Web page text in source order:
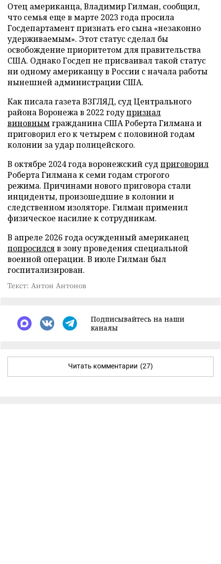
Отец американца, Владимир Гилман, сообщил,
что семья еще в марте 2023 года просила
Госдепартамент признать его сына «незаконно
удерживаемым». Этот статус сделал бы
освобождение приоритетом для правительства
США. Однако Госдеп не присваивал такой статус
ни одному американцу в России с начала работы
нынешней администрации США.
Как писала газета ВЗГЛЯД, суд Центрального
района Воронежа в 2022 годупризнал
виновнымгражданина США Роберта Гилмана и
приговорил его к четырем с половиной годам
колонии за удар полицейского.
В октябре 2024 года воронежский суд приговорил
Роберта Гилмана к семи годам строгого
режима. Причинами нового приговора стали
инциденты, произошедшие в колонии и
следственном изоляторе. Гилман применил
физическое насилие к сотрудникам.
В апреле 2026 года осужденный американец
попросилсяв зону проведения специальной
военной операции. В июле Гилман был
госпитализирован.
Текст: Антон Антонов
Подписывайтесь на наши
каналы
Читать комментарии (27)